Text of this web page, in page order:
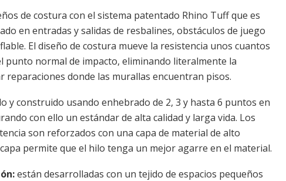
de costura con el sistema patentado Rhino Tuff que es
en entradas y salidas de resbalines, obstáculos de juego
El diseño de costura mueve la resistencia unos cuantos
punto normal de impacto, eliminando literalmente la
reparaciones donde las murallas encuentran pisos.
y construido usando enhebrado de 2, 3 y hasta 6 puntos en
con ello un estándar de alta calidad y larga vida. Los
son reforzados con una capa de material de alto
permite que el hilo tenga un mejor agarre en el material.
están desarrolladas con un tejido de espacios pequeños